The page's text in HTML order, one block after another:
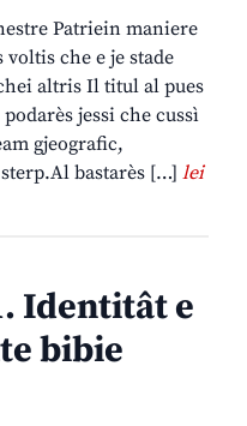
Patriein maniere
che e je stade
altris Il titul al pues
jessi che cussì
gjeografic,
bastarès […] lei
Identitât e
bibie